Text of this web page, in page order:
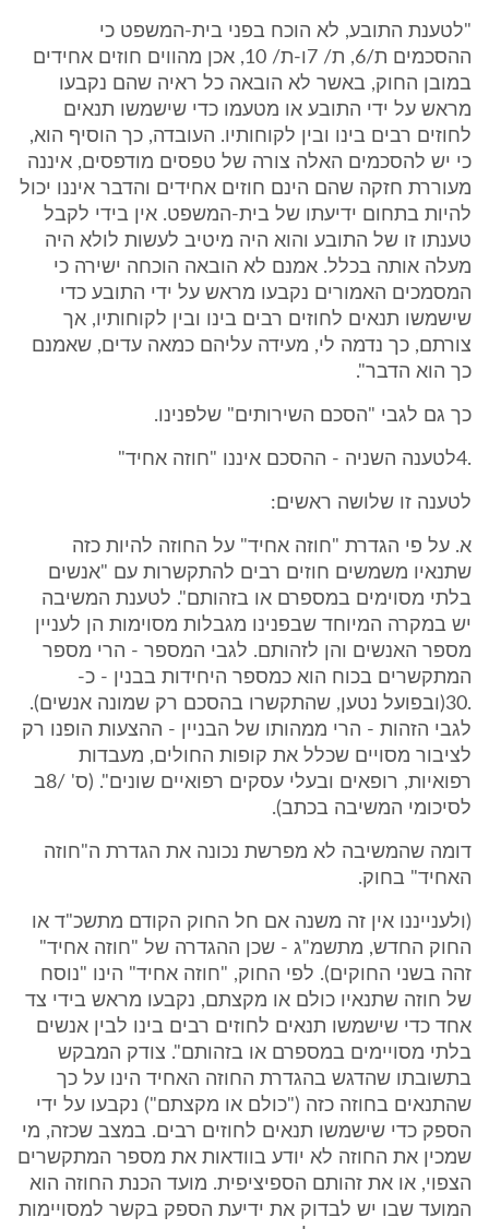
"לטענת התובע, לא הוכח בפני בית-המשפט כי
ההסכמים ת/6, ת/ 7ו-ת/ 10, אכן מהווים חוזים אחידים
במובן החוק, באשר לא הובאה כל ראיה שהם נקבעו
מראש על ידי התובע או מטעמו כדי שישמשו תנאים
לחוזים רבים בינו ובין לקוחותיו. העובדה, כך הוסיף הוא,
כי יש להסכמים האלה צורה של טפסים מודפסים, איננה
מעוררת חזקה שהם הינם חוזים אחידים והדבר איננו יכול
להיות בתחום ידיעתו של בית-המשפט. אין בידי לקבל
טענתו זו של התובע והוא היה מיטיב לעשות לולא היה
מעלה אותה בכלל. אמנם לא הובאה הוכחה ישירה כי
המסמכים האמורים נקבעו מראש על ידי התובע כדי
שישמשו תנאים לחוזים רבים בינו ובין לקוחותיו, אך
צורתם, כך נדמה לי, מעידה עליהם כמאה עדים, שאמנם
כך הוא הדבר".
כך גם לגבי "הסכם השירותים" שלפנינו.
.4לטענה השניה - ההסכם איננו "חוזה אחיד"
לטענה זו שלושה ראשים:
א. על פי הגדרת "חוזה אחיד" על החוזה להיות כזה
שתנאיו משמשים חוזים רבים להתקשרות עם "אנשים
בלתי מסוימים במספרם או בזהותם". לטענת המשיבה
יש במקרה המיוחד שבפנינו מגבלות מסוימות הן לעניין
מספר האנשים והן לזהותם. לגבי המספר - הרי מספר
המתקשרים בכוח הוא כמספר היחידות בבנין - כ-
.30(ובפועל נטען, שהתקשרו בהסכם רק שמונה אנשים).
לגבי הזהות - הרי ממהותו של הבניין - ההצעות הופנו רק
לציבור מסויים שכלל את קופות החולים, מעבדות
רפואיות, רופאים ובעלי עסקים רפואיים שונים". (ס' /8ב
לסיכומי המשיבה בכתב).
דומה שהמשיבה לא מפרשת נכונה את הגדרת ה"חוזה
האחיד" בחוק.
(ולענייננו אין זה משנה אם חל החוק הקודם מתשכ"ד או
החוק החדש, מתשמ"ג - שכן ההגדרה של "חוזה אחיד"
זהה בשני החוקים). לפי החוק, "חוזה אחיד" הינו "נוסח
של חוזה שתנאיו כולם או מקצתם, נקבעו מראש בידי צד
אחד כדי שישמשו תנאים לחוזים רבים בינו לבין אנשים
בלתי מסויימים במספרם או בזהותם". צודק המבקש
בתשובתו שהדגש בהגדרת החוזה האחיד הינו על כך
שהתנאים בחוזה כזה ("כולם או מקצתם") נקבעו על ידי
הספק כדי שישמשו תנאים לחוזים רבים. במצב שכזה, מי
שמכין את החוזה לא יודע בוודאות את מספר המתקשרים
הצפוי, או את זהותם הספיציפית. מועד הכנת החוזה הוא
המועד שבו יש לבדוק את ידיעת הספק בקשר למסויימות